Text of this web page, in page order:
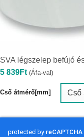
SVA légszelep befújó
5 839FtÁrtartomány:
1
-
(Áfa-val)
Cső átmérő[mm]